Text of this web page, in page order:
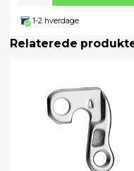
1-2 hverdage
Relaterede